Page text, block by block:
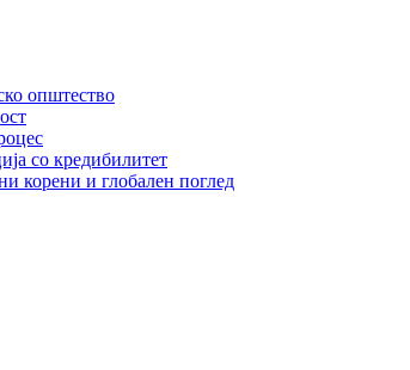
општество
со кредибилитет
корени и глобален поглед